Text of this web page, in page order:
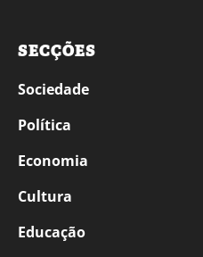
SECÇÕES
Sociedade
Política
Economia
Cultura
Educação